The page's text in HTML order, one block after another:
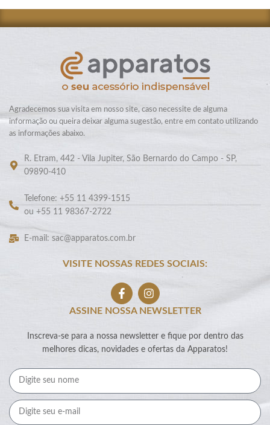
Agradecemos sua visita em nosso site, caso necessite de alguma
informação ou queira deixar alguma sugestão, entre em contato utilizando
as informações abaixo.
R. Etram, 442 - Vila Jupiter, São Bernardo do Campo - SP,
09890-410
Telefone: +55 11 4399-1515
ou +55 11 98367-2722
E-mail: sac@apparatos.com.br
VISITE NOSSAS REDES SOCIAIS:
ASSINE NOSSA NEWSLETTER
Inscreva-se para a nossa newsletter e fique por dentro das
melhores dicas, novidades e ofertas da Apparatos!